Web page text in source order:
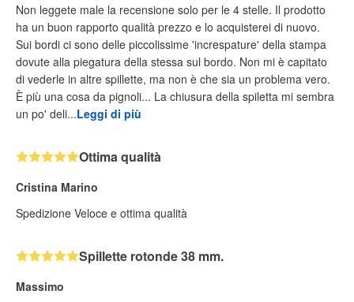
Non leggete male la recensione solo per le 4 stelle. Il prodotto
ha un buon rapporto qualità prezzo e lo acquisterei di nuovo.
Sui bordi ci sono delle piccolissime 'increspature' della stampa
dovute alla piegatura della stessa sul bordo. Non mi è capitato
di vederle in altre spillette, ma non è che sia un problema vero.
È più una cosa da pignoli... La chiusura della spiletta mi sembra
un po' deli...Leggi di più
Ottima qualità
Cristina Marino
Spedizione Veloce e ottima qualità
Spillette rotonde 38 mm.
Massimo